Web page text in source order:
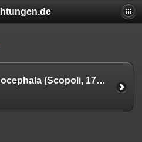
Oxyura leucocephala (Scopoli, 1769)